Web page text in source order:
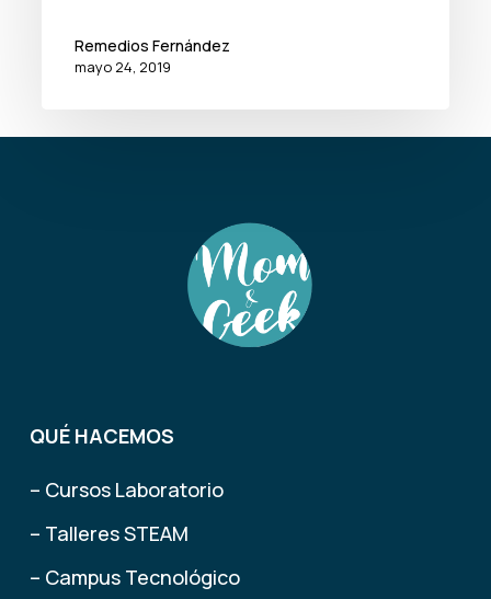
Remedios Fernández
mayo 24, 2019
QUÉ HACEMOS
– Cursos Laboratorio
– Talleres STEAM
– Campus Tecnológico